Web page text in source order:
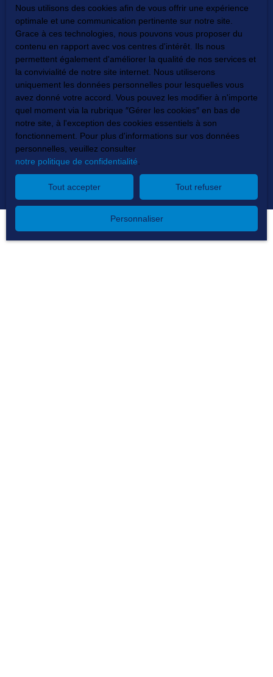
d'opposition au démarchage téléphonique, prévu par
l'article L223-1 du code de la consommation, sur le site
Internet www.bloctel.gouv.fr ou par courrier adressé à :
Société Worldline, Service Bloctel, CS 61311, 41013
BLOIS CEDEX.
Pour en savoir plus sur le traitement de vos données
personnelles, veuillez consulter notrepolitique de
confidentialité.
Recevoir des annonces
Nous utilisons des cookies afin de vous offrir une expérience
optimale et une communication pertinente sur notre site.
Grace à ces technologies, nous pouvons vous proposer du
contenu en rapport avec vos centres d'intérêt. Ils nous
permettent également d'améliorer la qualité de nos services et
la convivialité de notre site internet. Nous utiliserons
uniquement les données personnelles pour lesquelles vous
avez donné votre accord. Vous pouvez les modifier à n'importe
quel moment via la rubrique ″Gérer les cookies″ en bas de
notre site, à l'exception des cookies essentiels à son
fonctionnement. Pour plus d'informations sur vos données
personnelles, veuillez consulter
notre politique de confidentialité
Tout accepter Tout refuser
Personnaliser